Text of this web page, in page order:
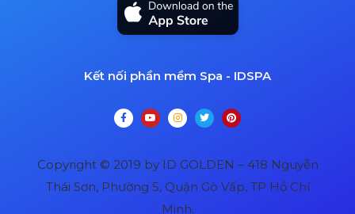
Kết nối phần mềm Spa - IDSPA
Copyright © 2019 by ID GOLDEN – 418 Nguyễn
Thái Sơn, Phường 5, Quận Gò Vấp, TP Hồ Chí
Minh.